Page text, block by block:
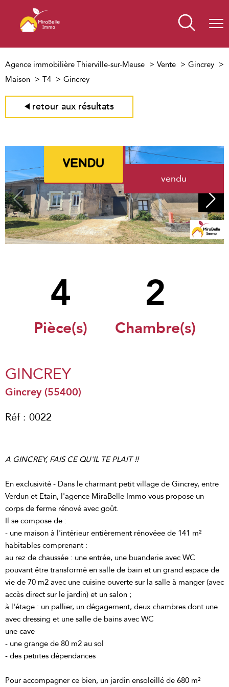
Agence immobilière Thierville-sur-Meuse Vente
Gincrey
Maison
T4 Gincrey
retour aux résultats
vendu
4
Pièce(s)
2
Chambre(s)
GINCREY
Gincrey (55400)
Réf : 0022
A GINCREY, FAIS CE QU'IL TE PLAIT !!
En exclusivité - Dans le charmant petit village de Gincrey, entre
Verdun et Etain, l'agence MiraBelle Immo vous propose un
corps de ferme rénové avec goût.
Il se compose de :
- une maison à l'intérieur entièrement rénovéee de 141 m²
habitables comprenant :
au rez de chaussée : une entrée, une buanderie avec WC
pouvant être transformé en salle de bain et un grand espace de
vie de 70 m2 avec une cuisine ouverte sur la salle à manger (avec
accès direct sur le jardin) et un salon ;
à l'étage : un pallier, un dégagement, deux chambres dont une
avec dressing et une salle de bains avec WC
une cave
- une grange de 80 m2 au sol
- des petiites dépendances
Pour accompagner ce bien, un jardin ensoleillé de 680 m²